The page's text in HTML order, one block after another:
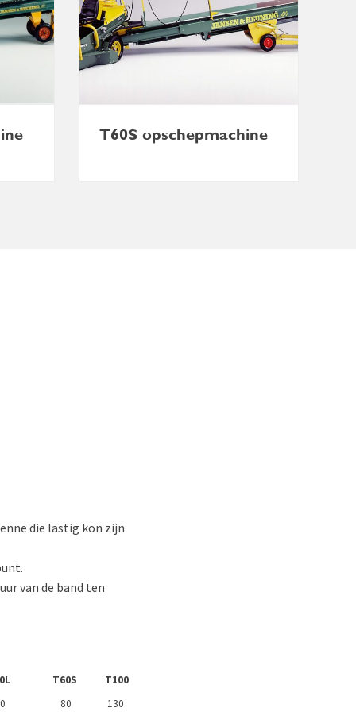
T60S opschepmachine
die lastig kon zijn
van de band ten
T60S
T100
80 130